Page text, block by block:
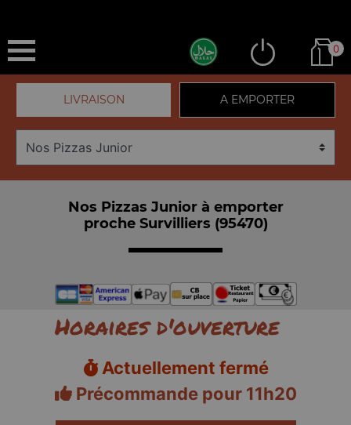
0
LIVRAISON A EMPORTER
Nos Pizzas Junior à emporter
proche Survilliers (95470)
Horaires d'ouverture
Actuellement fermé
Précommande pour 11h20